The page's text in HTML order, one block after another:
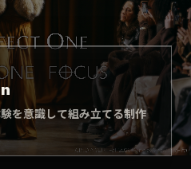
を意識して組み立てる制作